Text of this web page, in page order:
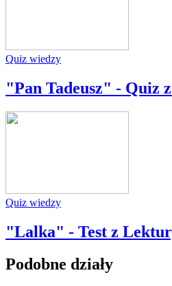
Quiz wiedzy
"Pan Tadeusz" - Quiz
Quiz wiedzy
"Lalka" - Test z
Podobne działy